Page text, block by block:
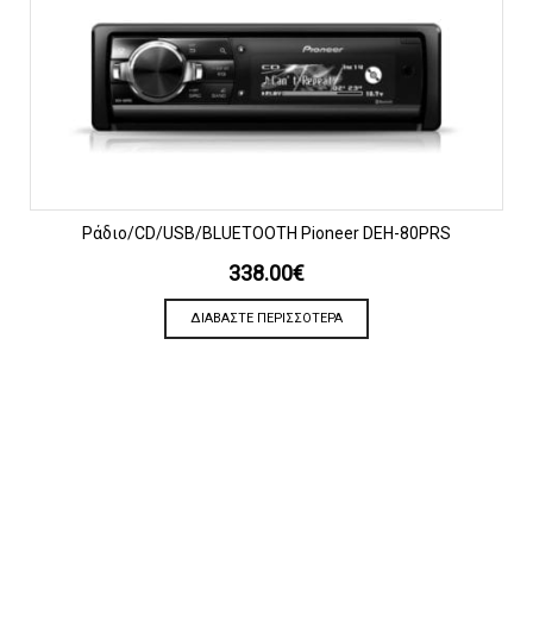
Ράδιο/CD/USB/BLUETOOTH Pioneer DEH-80PRS
338.00€
ΔΙΑΒΆΣΤΕ ΠΕΡΙΣΣΌΤΕΡΑ